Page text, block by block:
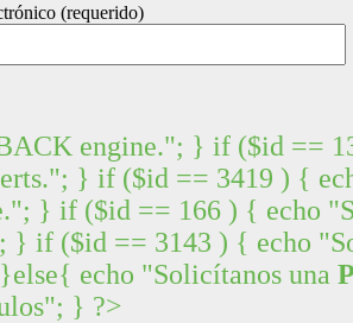
(requerido)
engine."; } if ($id ==
} if ($id == 3419 ) {
} if ($id == 166 ) { echo
} if ($id == 3143 ) { echo
echo "Solicítanos una
} ?>